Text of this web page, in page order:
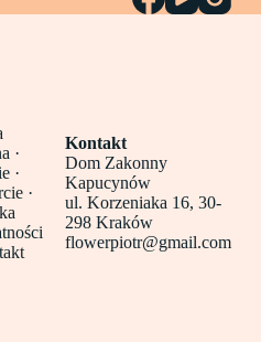
·
·
·
Kontakt
Dom Zakonny
Kapucynów
ul. Korzeniaka 16, 30-
298 Kraków
flowerpiotr@gmail.com